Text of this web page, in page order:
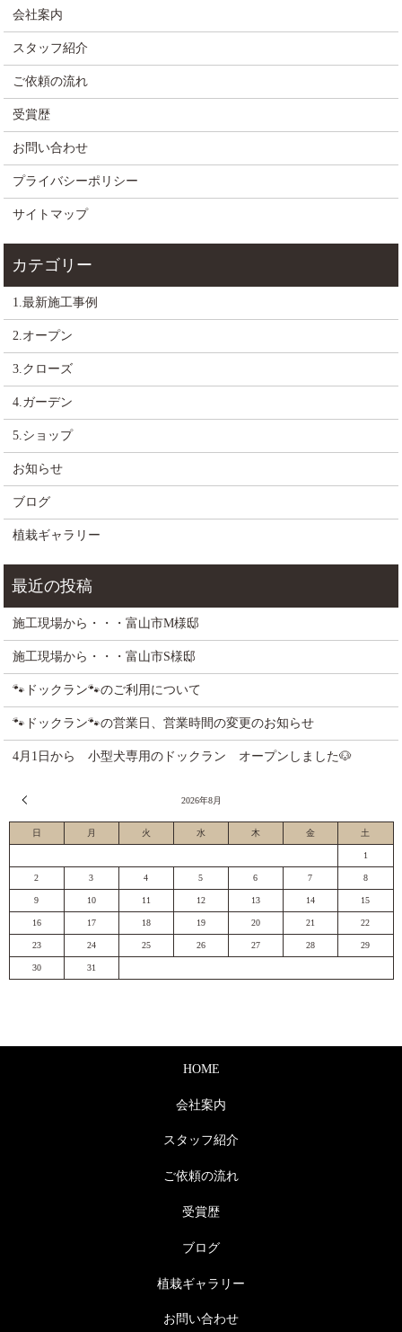
会社案内
スタッフ紹介
ご依頼の流れ
受賞歴
お問い合わせ
プライバシーポリシー
サイトマップ
1.最新施工事例
2.オープン
3.クローズ
4.ガーデン
5.ショップ
お知らせ
ブログ
植栽ギャラリー
施工現場から・・・富山市M様邸
施工現場から・・・富山市S様邸
🐾ドックラン🐾のご利用について
🐾ドックラン🐾の営業日、営業時間の変更のお知らせ
4月1日から 小型犬専用のドックラン オープンしました🐶
2026年8月
日 月 火 水 木 金 土
1
2 3 4 5 6 7 8
9 10 11 12 13 14 15
16 17 18 19 20 21 22
23 24 25 26 27 28 29
30 31
HOME
会社案内
スタッフ紹介
ご依頼の流れ
受賞歴
ブログ
植栽ギャラリー
お問い合わせ